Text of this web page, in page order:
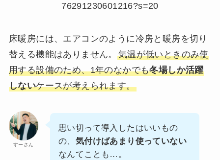
76291230601216?s=20
床暖房には、エアコンのように冷房と暖房を切り
替える機能はありません。 気温が低いときのみ使
用する設備のため、1年のなかでも冬場しか活躍
しないケースが考えられます。
すーさん
思い切って導入したはいいもの
の、 気付けばあまり使っていない
なんてことも…。